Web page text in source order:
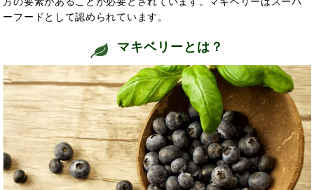
ーフードとして認められています。
マキベリーとは？